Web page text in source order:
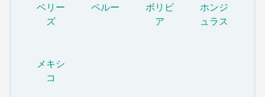
ベリー
ズ
ペルー
ボリビ
ア
ホンジ
ュラス
メキシ
コ